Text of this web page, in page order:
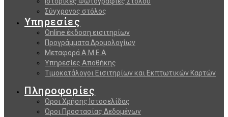
Σύγχρονος στόλος
Υπηρεσίες
Online έκδοση εισιτηρίων
Προγράμματα Δρομολογίων
Μεταφορά Α.Μ.Ε.Α
Υπηρεσίες Αποθήκης
Τιμοκατάλογοι Εισιτηρίων και Εκπτωτικών Καρτών
Πληροφορίες
Όροι Χρήσης Ιστοσελίδας
Όροι Προστασίας Δεδομένων